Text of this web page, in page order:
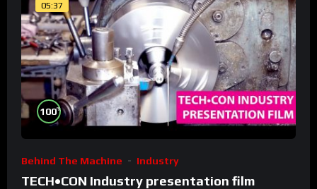
05:37
100%
Behind The Machine Industry
TECH•CON Industry presentation film